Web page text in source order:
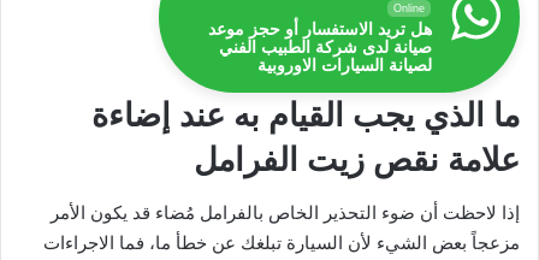
Online
هل تريد الاستفسار أو حجز موعد
صيانة لدى شركة الطبيب الفني
لصيانة السيارات الاوروبية
ما الذي يجب القيام به عند إضاءة
علامة نقص زيت الفرامل
إذا لاحظت أن ضوء التحذير الخاص بالفرامل مُضاء قد يكون الأمر
مزعجاً بعض الشيء لأن السيارة تبلغك عن خطأ ما، فما الاجراءات